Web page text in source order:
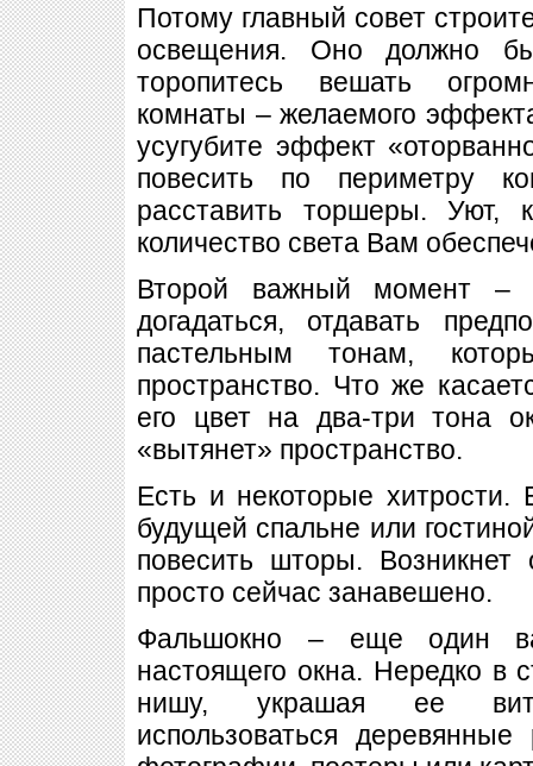
Потому главный совет
освещения. Оно должно
торопитесь вешать
комнаты – желаемого
усугубите эффект
повесить по периметру
расставить торшеры. Уют,
количество света Вам
Второй важный момент –
догадаться, отдавать
пастельным тонам,
пространство. Что же
его цвет на два-три тона
«вытянет» пространство.
Есть и некоторые
будущей спальне или
повесить шторы.
просто сейчас занавешено.
Фальшокно – еще один
настоящего окна. Нередко в
нишу, украшая ее
использоваться